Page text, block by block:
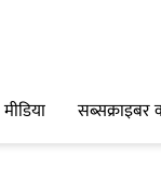
मीडिया सब्सक्राइबर